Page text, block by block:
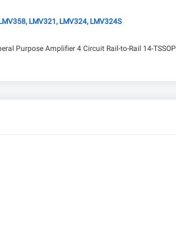
LMV321, LMV324, LMV324S
Purpose Amplifier 4 Circuit Rail-to-Rail 14-TSSOP